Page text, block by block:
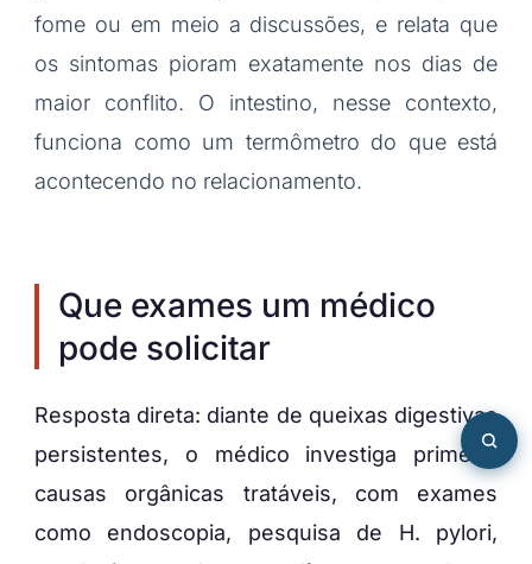
fome ou em meio a discussões, e relata que
os sintomas pioram exatamente nos dias de
maior conflito. O intestino, nesse contexto,
funciona como um termômetro do que está
acontecendo no relacionamento.
Que exames um médico
pode solicitar
Resposta direta: diante de queixas digestivas
persistentes, o médico investiga primeiro
causas orgânicas tratáveis, com exames
como endoscopia, pesquisa de H. pylori,